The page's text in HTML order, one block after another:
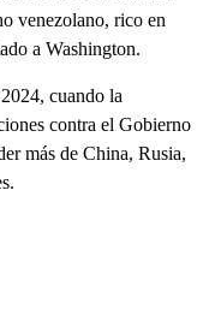
venezolano, rico en
a Washington.
cuando la
contra el Gobierno
más de China, Rusia,